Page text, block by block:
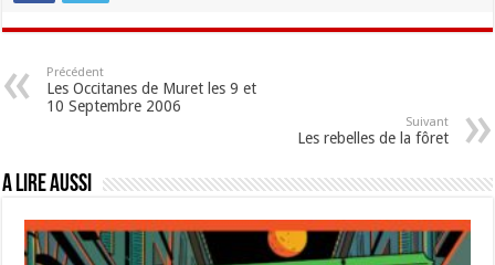
Précédent
Les Occitanes de Muret les 9 et
10 Septembre 2006
Suivant
Les rebelles de la fôret
A lire aussi